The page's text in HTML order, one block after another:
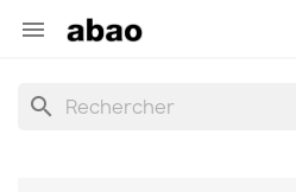

search